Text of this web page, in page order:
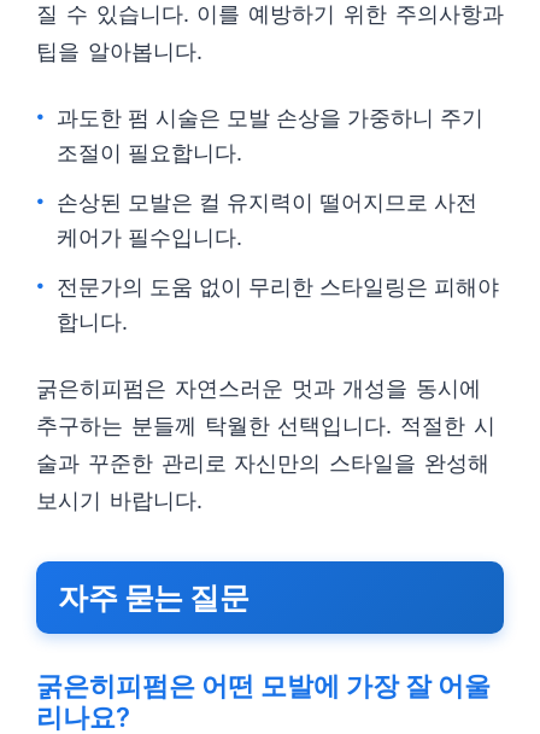
질 수 있습니다. 이를 예방하기 위한 주의사항과
팁을 알아봅니다.
과도한 펌 시술은 모발 손상을 가중하니 주기
조절이 필요합니다.
손상된 모발은 컬 유지력이 떨어지므로 사전
케어가 필수입니다.
전문가의 도움 없이 무리한 스타일링은 피해야
합니다.
굵은히피펌은 자연스러운 멋과 개성을 동시에
추구하는 분들께 탁월한 선택입니다. 적절한 시
술과 꾸준한 관리로 자신만의 스타일을 완성해
보시기 바랍니다.
자주 묻는 질문
굵은히피펌은 어떤 모발에 가장 잘 어울
리나요?